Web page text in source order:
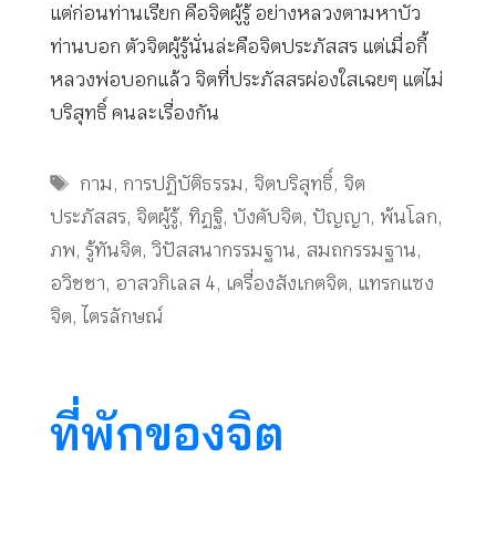
แต่ก่อนท่านเรียก คือจิตผู้รู้ อย่างหลวงตามหาบัว
ท่านบอก ตัวจิตผู้รู้นั่นล่ะคือจิตประภัสสร แต่เมื่อกี้
หลวงพ่อบอกแล้ว จิตที่ประภัสสรผ่องใสเฉยๆ แต่ไม่
บริสุทธิ์ คนละเรื่องกัน
Tags
กาม, การปฏิบัติธรรม, จิตบริสุทธิ์, จิต
ประภัสสร, จิตผู้รู้, ทิฏฐิ, บังคับจิต, ปัญญา, พ้นโลก,
ภพ, รู้ทันจิต, วิปัสสนากรรมฐาน, สมถกรรมฐาน,
อวิชชา, อาสวกิเลส 4, เครื่องสังเกตจิต, แทรกแซง
จิต, ไตรลักษณ์
ที่พักของจิต